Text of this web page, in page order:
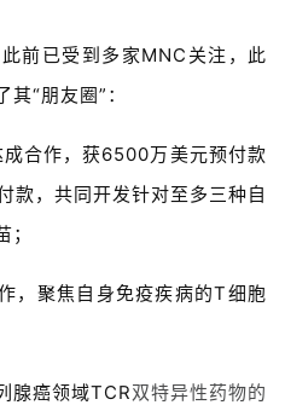
前已受到多家MNC关注，此
“朋友圈”：
合作，获6500万美元预付款
款，共同开发针对至多三种自
，聚焦自身免疫疾病的T细胞
腺癌领域TCR双特异性药物的